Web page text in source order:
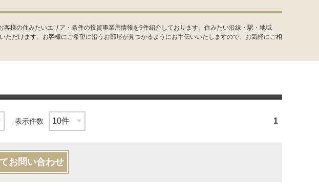
様の住みたいエリア・条件の投資事業用情報を9件紹介しております。住みたい沿線・駅・地域
だけます。お客様にご希望に沿うお部屋が見つかるようにお手伝いいたしますので、お気軽にご相
表示件数 1
お問い合わせ